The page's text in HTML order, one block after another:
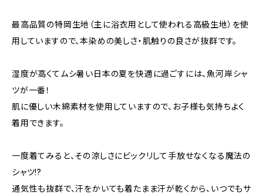
最高品質の特岡生地（主に浴衣用として使われる高級生地）を使
用していますので、本染めの美しさ・肌触りの良さが抜群です。
湿度が高くてムシ暑い日本の夏を快適に過ごすには、魚河岸シャ
ツが一番！
肌に優しい木綿素材を使用していますので、お子様も気持ちよく
着用できます。
一度着てみると、その涼しさにビックリして手放せなくなる魔法の
シャツ!?
通気性も抜群で、汗をかいても着たまま汗が乾くから、いつでもサ